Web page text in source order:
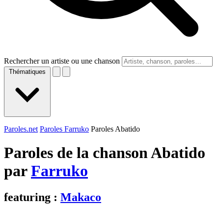
Rechercher un artiste ou une chanson
Thématiques
Paroles.net Paroles Farruko Paroles Abatido
Paroles de la chanson Abatido
parFarruko
featuring : Makaco